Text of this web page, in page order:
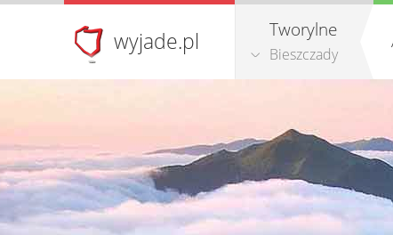
wyjade.pl Tworylne
Bieszczady